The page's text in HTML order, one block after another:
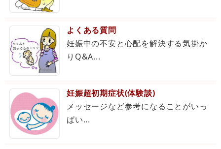
よくある質問
妊娠中の不安と心配を解決する気掛か
りQ&A...
妊娠超初期症状(体験談)
メッセージなど参考になることがいっ
ぱい...